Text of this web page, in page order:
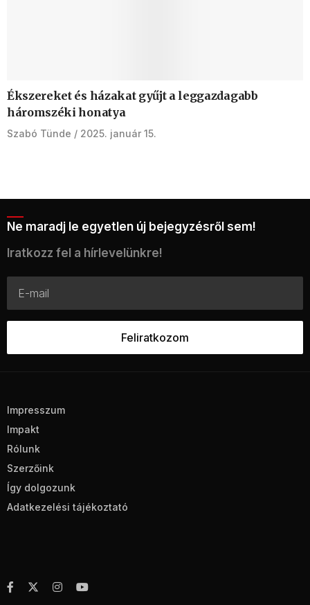
Ékszereket és házakat gyűjt a leggazdagabb
háromszéki honatya
Szabó Tünde 2025. január 15.
Ne maradj le egyetlen új bejegyzésről sem!
Iratkozz fel a hírlevelünkre!
Impresszum
Impakt
Rólunk
Szerzőink
Így dolgozunk
Adatkezelési tájékoztató